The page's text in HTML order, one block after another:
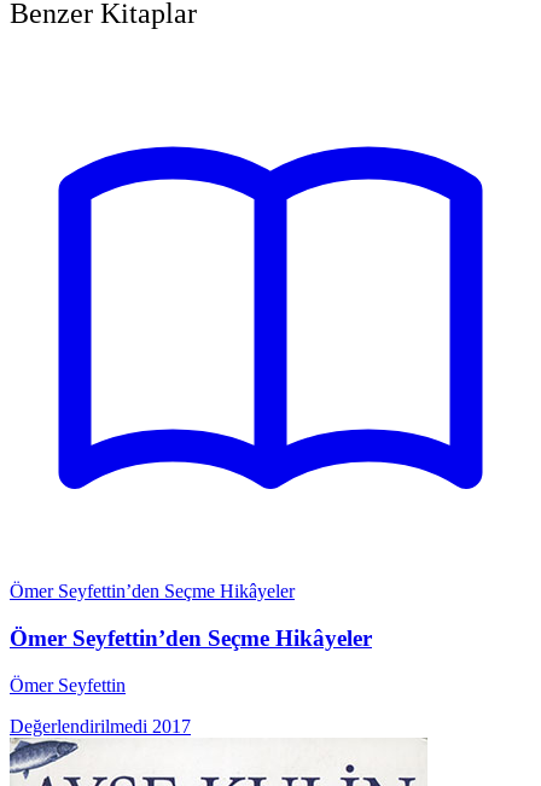
Benzer Kitaplar
Ömer Seyfettin’den Seçme Hikâyeler
Ömer Seyfettin’den Seçme Hikâyeler
Ömer Seyfettin
Değerlendirilmedi 2017